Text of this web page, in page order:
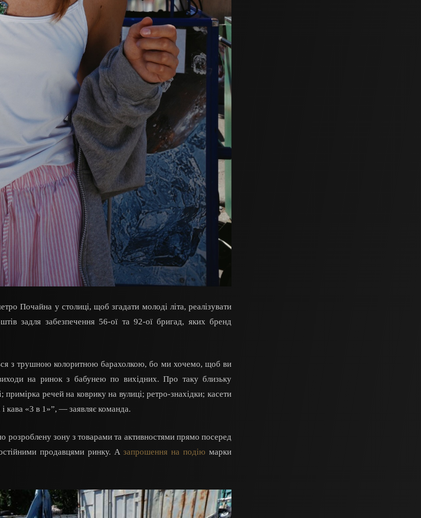
Почайна у столиці, щоб згадати молоді літа, реалізувати
задля забезпечення 56-ої та 92-ої бригад, яких бренд
з трушною колоритною барахолкою, бо ми хочемо, щоб ви
на ринок з бабунею по вихідних. Про таку близьку
примірка речей на коврику на вулиці; ретро-знахідки; касети
кава «3 в 1»”, — заявляє команда.
розроблену зону з товарами та активностями прямо посеред
продавцями ринку. А запрошення на подію марки